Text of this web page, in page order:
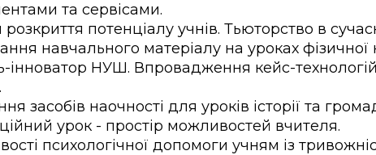
та сервісами.
потенціалу учнів. Тьюторство в
навчального матеріалу на уроках фізичної
інноватор НУШ. Впровадження кейс-
засобів наочності для уроків історії та
урок - простір можливостей вчителя.
психологічної допомоги учням із